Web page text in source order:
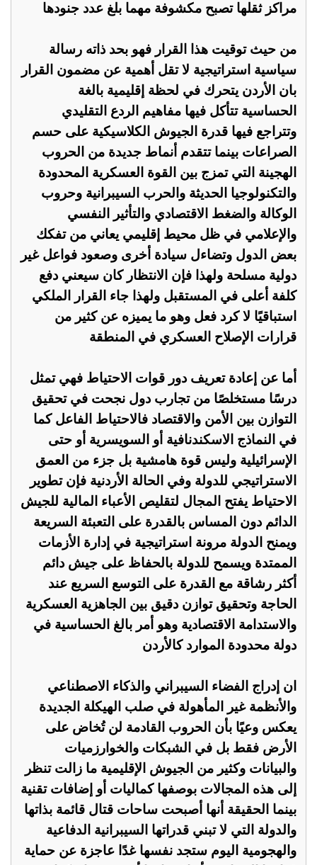
مراكز ثقلها تصبح مكشوفة مهما بلغ عدد جنودها
من حيث توقيت هذا القرار فهو بحد ذاته رسالة
سياسية استراتيجية لا تقل أهمية عن مضمون القرار
بان الأردن يتحرك في لحظة إقليمية بالغة
الحساسية تتأكل فيها مفاهيم الردع التقليدي
وتتراجع فيها قدرة الجيوش الكلاسيكية على حسم
الصراعات بينما تتقدم أنماط جديدة من الحروب
الهجينة التي تمزج بين القوة العسكرية المحدودة
والتكنولوجيا الحديثة والحرب السيبرانية وحروب
الوكالة والضغط الاقتصادي والتأثير النفسي
والإعلامي في ظل محيط إقليمي يعاني من تفكك
بعض الدول وتضاءل سيادة أخرى وصعود فواعل غير
دولية مسلحة ولهذا فإن الانتظار كان سيعني دفع
كلفة أعلى في المستقبل ولهذا جاء القرار الملكي
استباقيًا لا كرد فعل وهو ما يميزه عن كثير من
قرارات الإصلاح العسكري في المنطقة
أما عن إعادة تعريف دور قوات الاحتياط فهي تمثل
درسًا مستخلصًا من تجارب دول نجحت في تحقيق
التوازن بين الأمن والاقتصاد فالاحتياط الفاعل كما
في النماذج الاسكندنافية أو السويسرية أو حتى
الإسرائيلية وليس قوة هامشية بل جزء من العمق
الاستراتيجي للدولة وفي الحالة الأردنية فإن تطوير
الاحتياط يفتح المجال لتقليص الأعباء المالية للجيش
الدائم دون المساس بالقدرة على التعبئة السريعة
ويمنح الدولة مرونة استراتيجية في إدارة الأزمات
الممتدة ويسمح للدولة بالحفاظ على جيش دائم
أكثر رشاقة مع القدرة على التوسع السريع عند
الحاجة وتحقيق توازن دقيق بين الجاهزية العسكرية
والاستدامة الاقتصادية وهو أمر بالغ الحساسية في
دولة محدودة الموارد كالأردن
ان إدراج الفضاء السيبراني والذكاء الاصطناعي
والأنظمة غير المأهولة في صلب الهيكلة الجديدة
يعكس وعيًا بأن الحروب القادمة لن تُخاض على
الأرض فقط بل في الشبكات والخوارزميات
والبيانات وكثير من الجيوش الإقليمية ما زالت تنظر
إلى هذه المجالات بوصفها كماليات أو إضافات تقنية
بينما الحقيقة أنها أصبحت ساحات قتال قائمة بذاتها
والدولة التي لا تبني قدراتها السيبرانية الدفاعية
والهجومية اليوم ستجد نفسها غدًا عاجزة عن حماية